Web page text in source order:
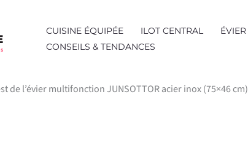
CUISINE ÉQUIPÉE ILOT CENTRAL ÉVIER
CONSEILS & TENDANCES
de l’évier multifonction JUNSOTTOR acier inox (75×46 cm)